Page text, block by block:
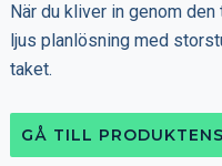
När du kliver in genom
ljus planlösning med
taket.
GÅ TILL